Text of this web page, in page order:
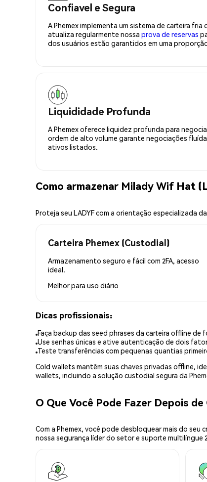
Confiavel e Segura
A Phemex implementa um sistema de carteira
atualiza regularmente nossa prova de reservas
dos usuários estão garantidos em uma
Liquididade Profunda
A Phemex oferece liquidez profunda para
ordem de alto volume garante negociações
ativos listados.
Como armazenar Milady Wif Hat
Proteja seu LADYF com a orientação especializada
Carteira Phemex (Custodial)
Armazenamento seguro e fácil com 2FA, acesso
ideal.
Melhor para uso diário
Dicas profissionais:
Faça backup das seed phrases da carteira offline de
Use senhas únicas e ative autenticação de dois
Teste transferências com pequenas quantias
Cold wallets mantêm suas chaves privadas offline,
wallets, incluindo a solução custodial segura da
O Que Você Pode Fazer Depois
Com a Phemex, você pode desbloquear mais do
nossa segurança líder do setor e suporte multilíngue